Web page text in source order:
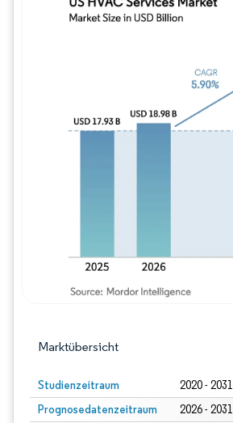
Marktübersicht
Studienzeitraum 2020 - 2031
Prognosedatenzeitraum 2026 - 2031